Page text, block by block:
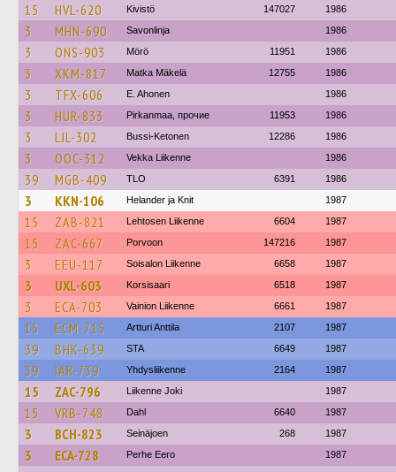
15 HVL-620 Kivistö 147027 1986
3 MHN-690 Savonlinja 1986
3 ONS-903 Mörö 11951 1986
3 XKM-817 Matka Mäkelä 12755 1986
3 TFX-606 E. Ahonen 1986
3 HUR-833 Pirkanmaa, прочие 11953 1986
3 LJL-302 Bussi-Ketonen 12286 1986
3 OOC-312 Vekka Liikenne 1986
39 MGB-409 TLO 6391 1986
3 KKN-106 Helander ja Knit 1987
15 ZAB-821 Lehtosen Liikenne 6604 1987
15 ZAC-667 Porvoon 147216 1987
3 EEU-117 Soisalon Liikenne 6658 1987
3 UXL-603 Korsisaari 6518 1987
3 ECA-703 Vainion Liikenne 6661 1987
15 ECM-715 Artturi Anttila 2107 1987
39 BHK-639 STA 6649 1987
39 IAR-739 Yhdysliikenne 2164 1987
15 ZAC-796 Liikenne Joki 1987
15 VRB-748 Dahl 6640 1987
3 BCH-823 Seinäjoen 268 1987
3 ECA-728 Perhe Eero 1987